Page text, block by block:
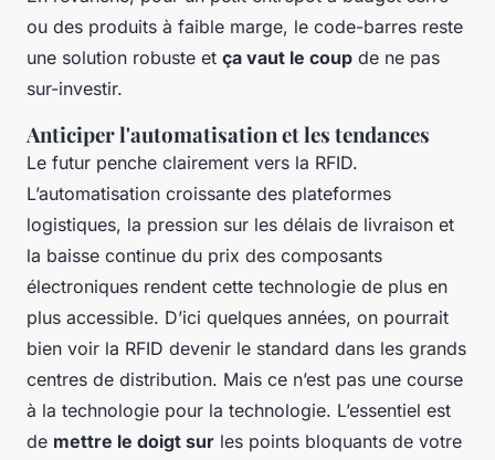
ou des produits à faible marge, le code-barres reste
une solution robuste et ça vaut le coup de ne pas
sur-investir.
Anticiper l'automatisation et les tendances
Le futur penche clairement vers la RFID.
L’automatisation croissante des plateformes
logistiques, la pression sur les délais de livraison et
la baisse continue du prix des composants
électroniques rendent cette technologie de plus en
plus accessible. D’ici quelques années, on pourrait
bien voir la RFID devenir le standard dans les grands
centres de distribution. Mais ce n’est pas une course
à la technologie pour la technologie. L’essentiel est
de mettre le doigt sur les points bloquants de votre